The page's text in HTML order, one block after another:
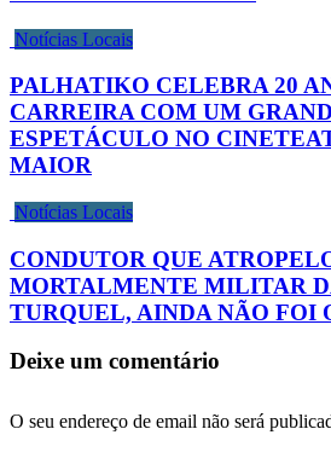
Notícias Locais
PALHATIKO CELEBRA 20
CARREIRA COM UM
ESPETÁCULO NO
MAIOR
Notícias Locais
CONDUTOR QUE
MORTALMENTE MILITAR
TURQUEL, AINDA NÃO FOI
Deixe um comentário
O seu endereço de email não será